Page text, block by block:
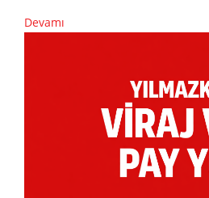
Devamı